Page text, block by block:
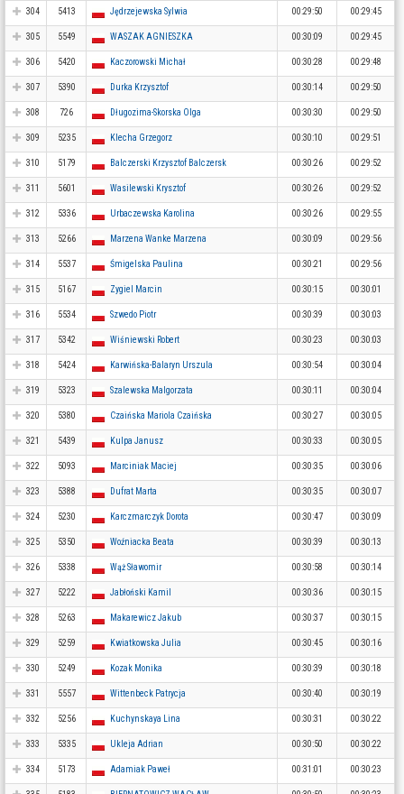
304 5413 Jędrzejewska Sylwia 00:29:50 00:29:45
305 5549 WASZAK AGNIESZKA 00:30:09 00:29:45
306 5420 Kaczorowski Michał 00:30:28 00:29:48
307 5390 Durka Krzysztof 00:30:14 00:29:50
308 726 Długozima-Skorska Olga 00:30:30 00:29:50
309 5235 Klecha Grzegorz 00:30:10 00:29:51
310 5179 Balczerski Krzysztof Balczersk 00:30:26 00:29:52
311 5601 Wasilewski Krysztof 00:30:26 00:29:52
312 5336 Urbaczewska Karolina 00:30:26 00:29:55
313 5266 Marzena Wanke Marzena 00:30:09 00:29:56
314 5537 Śmigelska Paulina 00:30:21 00:29:56
315 5167 Zygiel Marcin 00:30:15 00:30:01
316 5534 Szwedo Piotr 00:30:39 00:30:03
317 5342 Wiśniewski Robert 00:30:23 00:30:03
318 5424 Karwińska-Balaryn Urszula 00:30:54 00:30:04
319 5323 Szalewska Malgorzata 00:30:11 00:30:04
320 5380 Czaińska Mariola Czaińska 00:30:27 00:30:05
321 5439 Kulpa Janusz 00:30:33 00:30:05
322 5093 Marciniak Maciej 00:30:35 00:30:06
323 5388 Dufrat Marta 00:30:35 00:30:07
324 5230 Karczmarczyk Dorota 00:30:47 00:30:09
325 5350 Woźniacka Beata 00:30:39 00:30:13
326 5338 Wąż Sławomir 00:30:58 00:30:14
327 5222 Jabłoński Kamil 00:30:36 00:30:15
328 5263 Makarewicz Jakub 00:30:37 00:30:15
329 5259 Kwiatkowska Julia 00:30:45 00:30:16
330 5249 Kozak Monika 00:30:39 00:30:18
331 5557 Wittenbeck Patrycja 00:30:40 00:30:19
332 5256 Kuchynskaya Lina 00:30:31 00:30:22
333 5335 Ukleja Adrian 00:30:50 00:30:22
334 5173 Adamiak Paweł 00:31:01 00:30:23